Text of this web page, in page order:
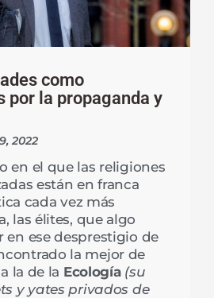
como
por la propaganda y
2022
en el que las religiones
están en franca
cada vez más
las élites, que algo
en ese desprestigio de
la mejor de
la de la Ecología (su
y yates privados de